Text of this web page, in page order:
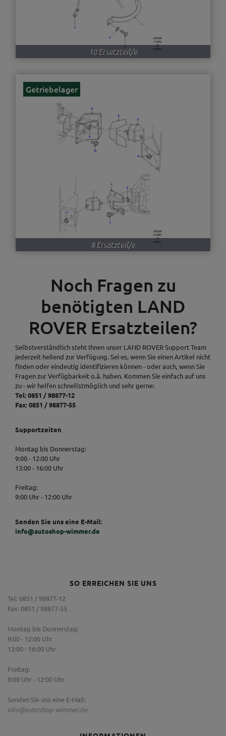
10 Ersatzteil/e
Getriebelager
8 Ersatzteil/e
Noch Fragen zu
benötigten LAND
ROVER Ersatzteilen?
Selbstverständlich steht Ihnen unser LAND ROVER Support Team
jederzeit heilend zur Verfügung. Sei es, wenn Sie einen Artikel nicht
finden oder eindeutig identifizieren können - oder auch, wenn Sie
Fragen zur Verfügbarkeit o.ä. haben. Kommen Sie einfach auf uns
zu - wir helfen schnellstmöglich und sehr gerne:
Tel: 0851 / 98877-12
Fax: 0851 / 98877-55
Supportzeiten
Montag bis Donnerstag:
9:00 - 12:00 Uhr
13:00 - 16:00 Uhr
Freitag:
9:00 Uhr - 12:00 Uhr
Senden Sie uns eine E-Mail:
info@autoshop-wimmer.de
SO ERREICHEN SIE UNS
Tel: 0851 / 98877-12
Fax: 0851 / 98877-55
Montag bis Donnerstag:
9:00 - 12:00 Uhr
13:00 - 16:00 Uhr
Freitag:
9:00 Uhr - 12:00 Uhr
Senden Sie uns eine E-Mail:
info@autoshop-wimmer.de